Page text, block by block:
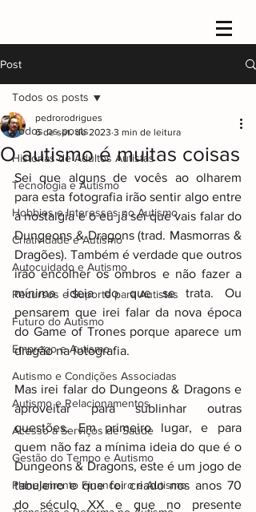
Post
Todos os posts
Histórias de Adultos Autistas
Tecnologia e Autismo
Hobbies e Interesses no Autismo
Criatividade e Autismo
Autocuidado e Autismo
Recursos e Suporte para Autistas
Futuro do Autismo
Emprego e Autismo
Autismo e Condições Associadas
Autismo e Relacionamentos
Acesso a Serviços de Saúde
Gestão do Tempo e Autismo
Planejamento Financeiro e Autismo
Todos os posts
O autismo é muitas coisas
pedrorodrigues
6 de set. de 2023 3 min de leitura
Sei que alguns de vocês ao olharem
para esta fotografia irão sentir algo entre
a nostalgia e o eu já sei que vais falar do
Dungeons & Dragons (trad. Masmorras &
Dragões). Também é verdade que outros
irão encolher os ombros e não fazer a
mínima ideia do que se trata. Ou
pensarem que irei falar da nova época
do Game of Trones porque aparece um
dragão na fotografia.
Mas irei falar do Dungeons & Dragons e
aproveitar para sublinhar outras
questões. Em primeiro lugar, e para
quem não faz a mínima ideia do que é o
Dungeons & Dragons, este é um jogo de
tabuleiro e que foi criado nos anos 70
do século XX e que no presente